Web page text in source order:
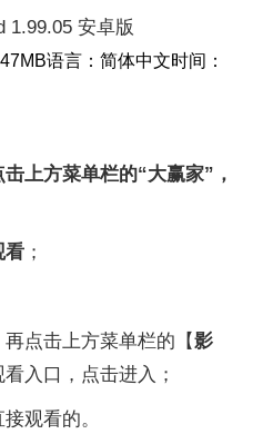
1.99.05 安卓版
语言：简体中文时间：
击上方菜单栏的“大赢家”，
看 ；
点击上方菜单栏的【影
入口，点击进入；
观看的。